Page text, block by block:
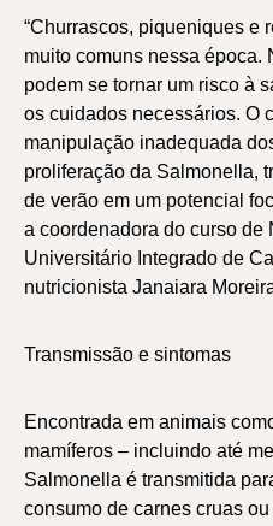
“Churrascos, piqueniques e
muito comuns nessa época.
podem se tornar um risco à
os cuidados necessários. O
manipulação inadequada
proliferação da Salmonella,
de verão em um potencial
a coordenadora do curso de
Universitário Integrado de
nutricionista Janaiara
Transmissão e sintomas
Encontrada em animais
mamíferos – incluindo até
Salmonella é transmitida
consumo de carnes cruas